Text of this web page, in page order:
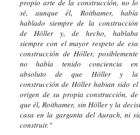
propio arte de la construcción, no lo
sé, aunque él, Roithamer, había
hablado siempre de la construcción
de Höller y, de hecho, hablaba
siempre con el mayor respeto de esa
construcción de Höller, posiblemente
no había tenido conciencia en
absoluto de que Höller y la
construcción de Höller habian sido el
origen de su propia construcción, de
que él, Roithamer, sin Höller y la
casa en la garganta del Aurach, ni
construir."